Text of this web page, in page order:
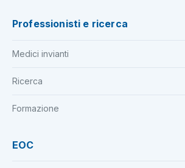
Professionisti e ricerca
Medici invianti
Ricerca
Formazione
EOC